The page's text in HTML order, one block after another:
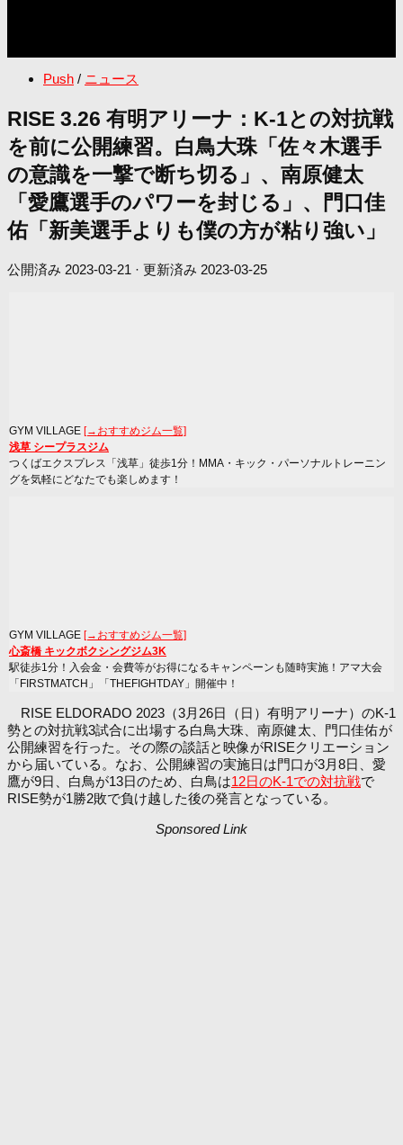
Push / ニュース
RISE 3.26 有明アリーナ：K-1との対抗戦
を前に公開練習。白鳥大珠「佐々木選手
の意識を一撃で断ち切る」、南原健太
「愛鷹選手のパワーを封じる」、門口佳
佑「新美選手よりも僕の方が粘り強い」
公開済み 2023-03-21 · 更新済み 2023-03-25
GYM VILLAGE [→おすすめジム一覧]
浅草 シープラスジム
つくばエクスプレス「浅草」徒歩1分！MMA・キック・パーソナルトレーニン
グを気軽にどなたでも楽しめます！
GYM VILLAGE [→おすすめジム一覧]
心斎橋 キックボクシングジム3K
駅徒歩1分！入会金・会費等がお得になるキャンペーンも随時実施！アマ大会
「FIRSTMATCH」「THEFIGHTDAY」開催中！
RISE ELDORADO 2023（3月26日（日）有明アリーナ）のK-1
勢との対抗戦3試合に出場する白鳥大珠、南原健太、門口佳佑が
公開練習を行った。その際の談話と映像がRISEクリエーション
から届いている。なお、公開練習の実施日は門口が3月8日、愛
鷹が9日、白鳥が13日のため、白鳥は12日のK-1での対抗戦で
RISE勢が1勝2敗で負け越した後の発言となっている。
Sponsored Link